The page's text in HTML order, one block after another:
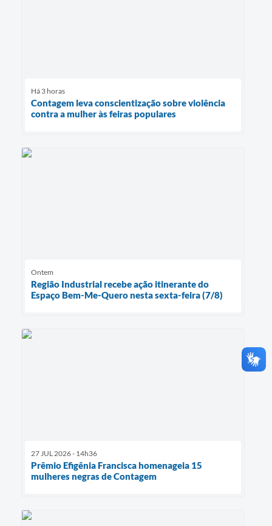
Há 3 horas
Contagem leva conscientização sobre violência
contra a mulher às feiras populares
Ontem
Região Industrial recebe ação itinerante do
Espaço Bem-Me-Quero nesta sexta-feira (7/8)
27 JUL 2026 - 14h36
Prêmio Efigênia Francisca homenageia 15
mulheres negras de Contagem